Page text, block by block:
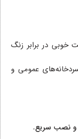
در برابر زنگ
عمومی و
و نصب سریع.